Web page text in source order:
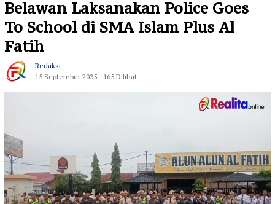
Belawan Laksanakan Police Goes
To School di SMA Islam Plus Al
Fatih
Redaksi
15 September 2025
165 Dilihat